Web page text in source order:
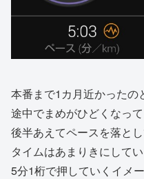
本番まで1カ月近かったの
途中でまめがひどくなっ
後半あえてペースを落と
タイムはあまりきにして
5分1桁で押していくイメ